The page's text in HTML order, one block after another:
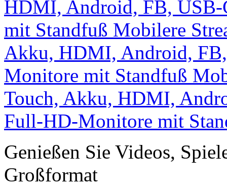
Genießen Sie Videos,
Großformat